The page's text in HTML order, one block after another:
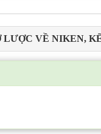
LƯỢC VỀ NIKEN,